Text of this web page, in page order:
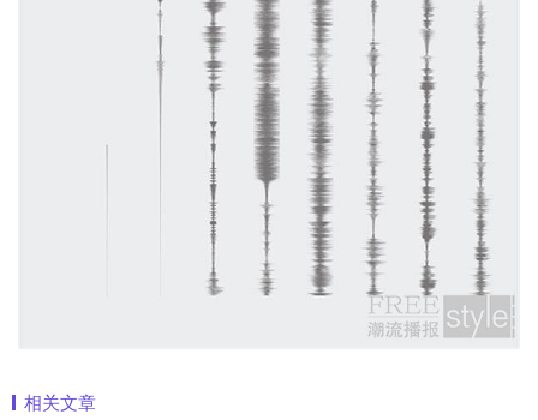
相关文章